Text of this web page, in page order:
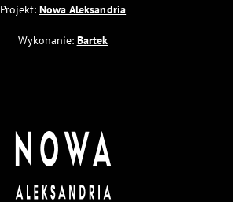
Projekt: Nowa Aleksandria
Wykonanie: Bartek